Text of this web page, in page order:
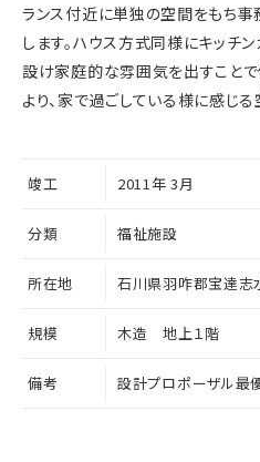
竣工 2011年 3月
分類 福祉施設
所在地 石川県羽咋郡宝達志
規模 木造 地上１階
備考 設計プロポーザル最
ランス付近に単独の空間をもち
します。ハウス方式同様にキッチ
設け家庭的な雰囲気を出すこと
より、家で過ごしている様に感じ